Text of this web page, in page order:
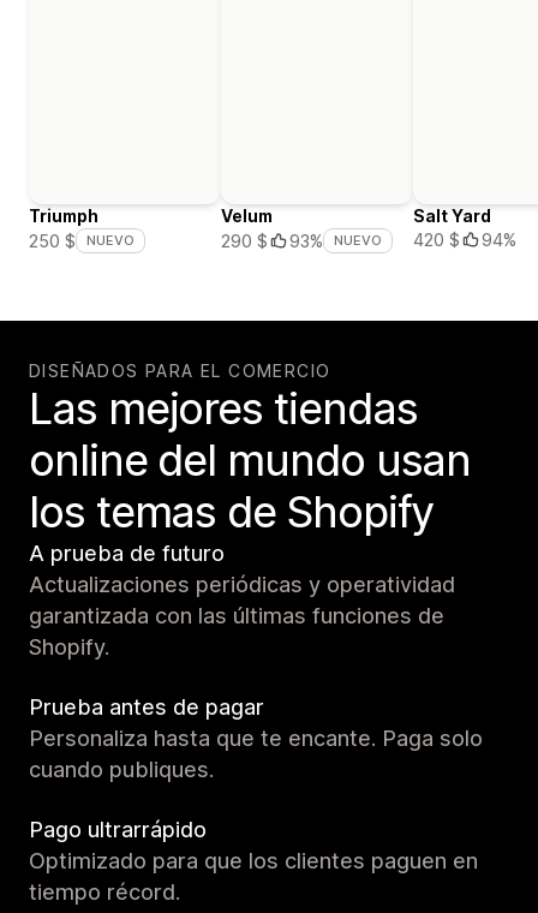
Triumph
250 $
NUEVO
Velum
290 $
93% NUEVO
Salt Yard
420 $
94%
DISEÑADOS PARA EL COMERCIO
Las mejores tiendas
online del mundo usan
los temas de Shopify
A prueba de futuro
Actualizaciones periódicas y operatividad
garantizada con las últimas funciones de
Shopify.
Prueba antes de pagar
Personaliza hasta que te encante. Paga solo
cuando publiques.
Pago ultrarrápido
Optimizado para que los clientes paguen en
tiempo récord.